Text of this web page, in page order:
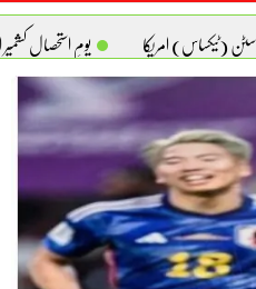
(ٹیکساس) امریکا یومِ استحصالِ